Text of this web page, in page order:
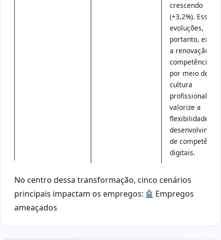
crescendo
(+3,2%). Essas
evoluções,
portanto,
a renovação de
competências
por meio de
cultura
profissional que
valorize a
flexibilidade e o
de
digitais.
No centro dessa transformação, cinco cenários
principais impactam os empregos: 🤖 Empregos
ameaçados